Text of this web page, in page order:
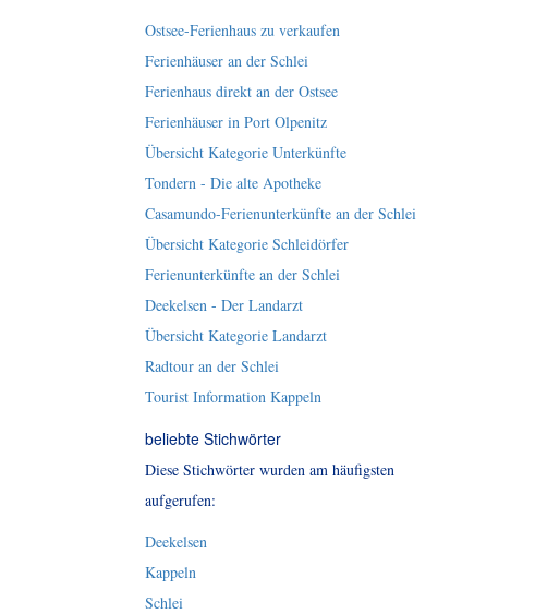
Ostsee-Ferienhaus zu verkaufen
Ferienhäuser an der Schlei
Ferienhaus direkt an der Ostsee
Ferienhäuser in Port Olpenitz
Übersicht Kategorie Unterkünfte
Tondern - Die alte Apotheke
Casamundo-Ferienunterkünfte an der Schlei
Übersicht Kategorie Schleidörfer
Ferienunterkünfte an der Schlei
Deekelsen - Der Landarzt
Übersicht Kategorie Landarzt
Radtour an der Schlei
Tourist Information Kappeln
beliebte Stichwörter
Diese Stichwörter wurden am häufigsten
aufgerufen:
Deekelsen
Kappeln
Schlei